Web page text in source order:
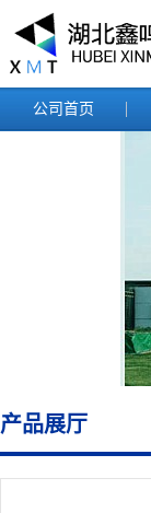
公司首页
产品展厅